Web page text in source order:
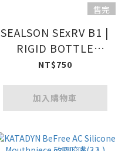
售完
SEALSON SExRV B1 |
RIGID BOTTLE
OLIVE 26SS
NT$750
加入購物車